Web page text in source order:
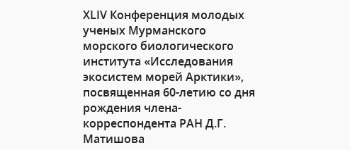
XLIV Конференция молодых
ученых Мурманского
морского биологического
института «Исследования
экосистем морей Арктики»,
посвященная 60-летию со дня
рождения члена-
корреспондента РАН Д.Г.
Матишова